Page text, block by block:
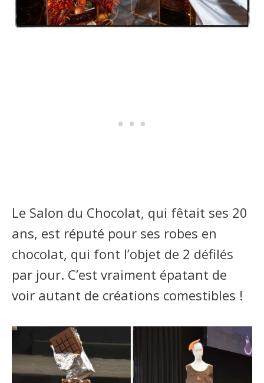
Le Salon du Chocolat, qui fêtait ses 20
ans, est réputé pour ses robes en
chocolat, qui font l’objet de 2 défilés
par jour. C’est vraiment épatant de
voir autant de créations comestibles !